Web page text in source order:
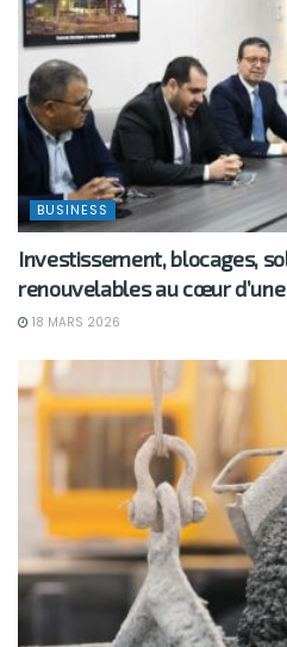
BUSINESS
Investissement, blocages,
renouvelables au cœur
18 MARS 2026